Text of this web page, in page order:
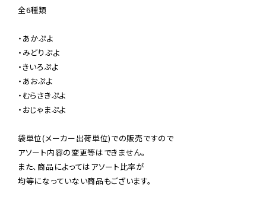
全6種類
・あかぷよ
・みどりぷよ
・きいろぷよ
・あおぷよ
・むらさきぷよ
・おじゃまぷよ
袋単位(メーカー出荷単位)での販売ですので
アソート内容の変更等はできません。
また、商品によってはアソート比率が
均等になっていない商品もございます。